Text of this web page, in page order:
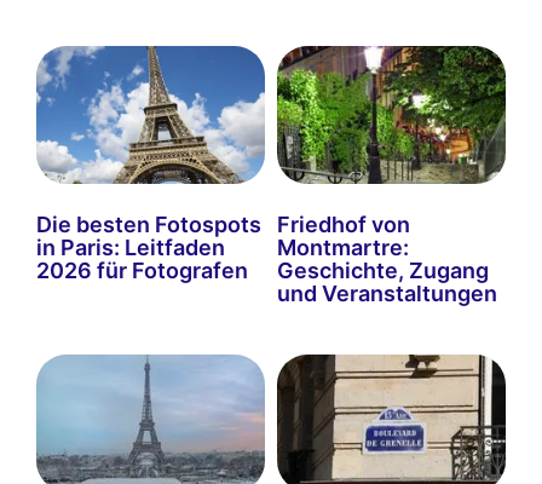
Die besten Fotospots
in Paris: Leitfaden
2026 für Fotografen
Friedhof von
Montmartre:
Geschichte, Zugang
und Veranstaltungen